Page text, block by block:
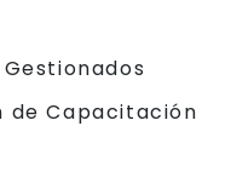
de Capacitación